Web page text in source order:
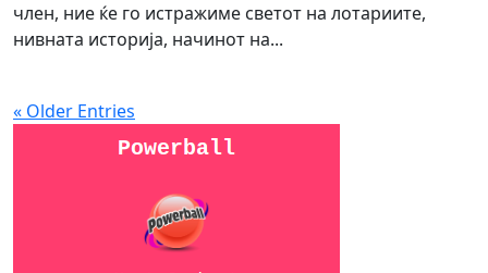
член, ние ќе го истражиме светот на лотариите,
нивната историја, начинот на...
« Older Entries